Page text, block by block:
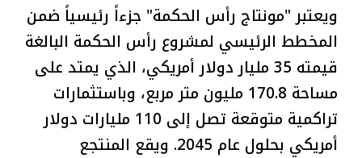
ويعتبر "مونتاج رأس الحكمة" جزءاً رئيسياً ضمن
المخطط الرئيسي لمشروع رأس الحكمة البالغة
قيمته 35 مليار دولار أمريكي، الذي يمتد على
مساحة 170.8 مليون متر مربع، وباستثمارات
تراكمية متوقعة تصل إلى 110 مليارات دولار
أمريكي بحلول عام 2045. ويقع المنتجع